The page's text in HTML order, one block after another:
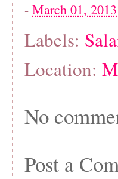
- March 01, 2013
Labels:
Location:
No
Post a